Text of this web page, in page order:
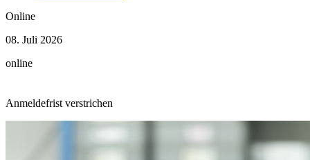
Online
08. Juli 2026
online
Anmeldefrist verstrichen